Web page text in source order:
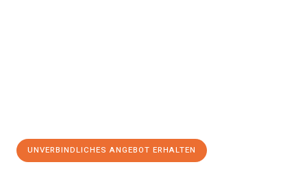
UNVERBINDLICHES ANGEBOT ERHALTEN